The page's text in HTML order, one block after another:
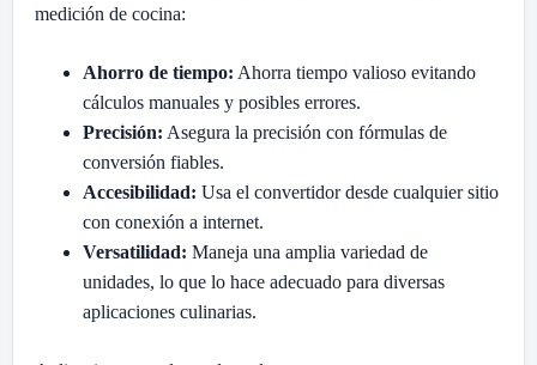
medición de cocina:
Ahorro de tiempo: Ahorra tiempo valioso evitando
cálculos manuales y posibles errores.
Precisión: Asegura la precisión con fórmulas de
conversión fiables.
Accesibilidad: Usa el convertidor desde cualquier sitio
con conexión a internet.
Versatilidad: Maneja una amplia variedad de
unidades, lo que lo hace adecuado para diversas
aplicaciones culinarias.